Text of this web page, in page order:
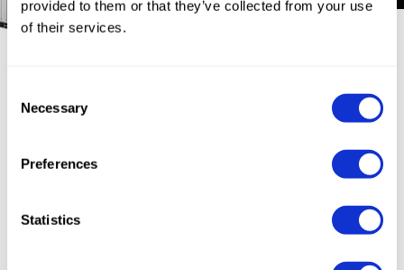
provided to them or that they’ve collected from your use
of their services.
Selection
Necessary
Preferences
StatisticsPunto di Riferimento